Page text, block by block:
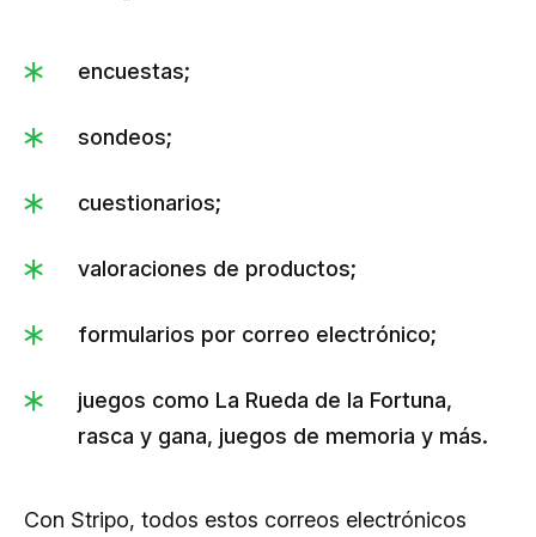
encuestas;
sondeos;
cuestionarios;
valoraciones de productos;
formularios por correo electrónico;
juegos como La Rueda de la Fortuna,
rasca y gana, juegos de memoria y más.
Con Stripo, todos estos correos electrónicos